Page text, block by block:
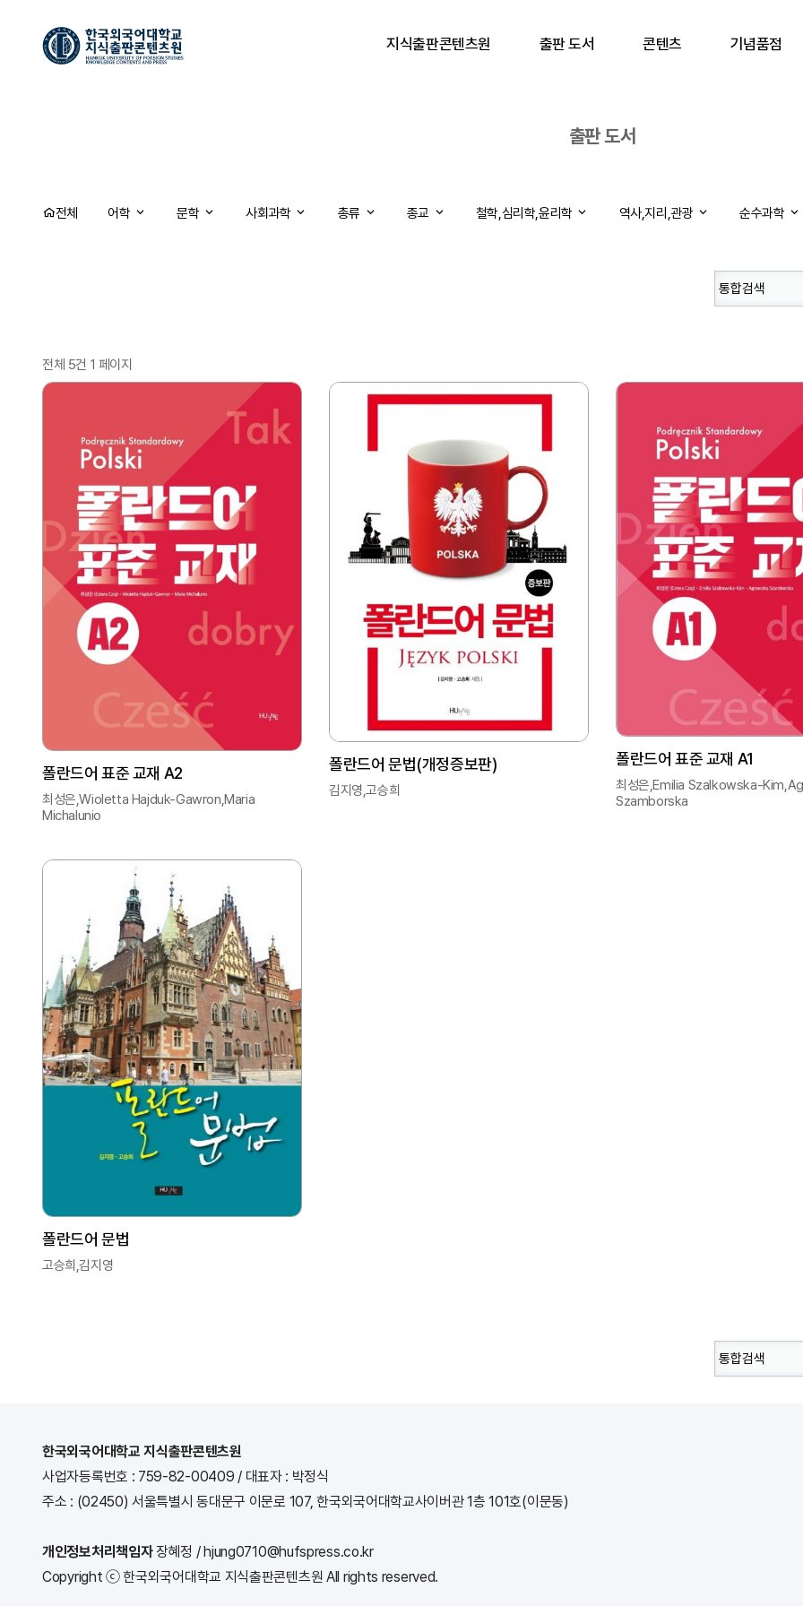
지식출판콘텐츠원 출판 도서 콘텐츠 기념품점
출판 도서
전체 어학 문학 사회과학 총류 종교 철학,심리학,윤리학 역사,지리,관광 순수과학
전체 5건 1 페이지
폴란드어 표준 교재 A2
최성은,Wioletta Hajduk-Gawron,Maria
Michalunio
폴란드어 문법(개정증보판)
김지영,고승희
폴란드어 표준 교재 A1
최성은,Emilia Szalkowska-
Szamborska
폴란드어 문법
고승희,김지영
한국외국어대학교 지식출판콘텐츠원
사업자등록번호 : 759-82-00409/ 대표자 : 박정식
주소 : (02450) 서울특별시 동대문구 이문로 107, 한국외국어대학교사이버관 1층 101호(이문동)
개인정보처리책임자장혜정 / hjung0710@hufspress.co.kr
Copyright ⓒ 한국외국어대학교 지식출판콘텐츠원 All rights reserved.